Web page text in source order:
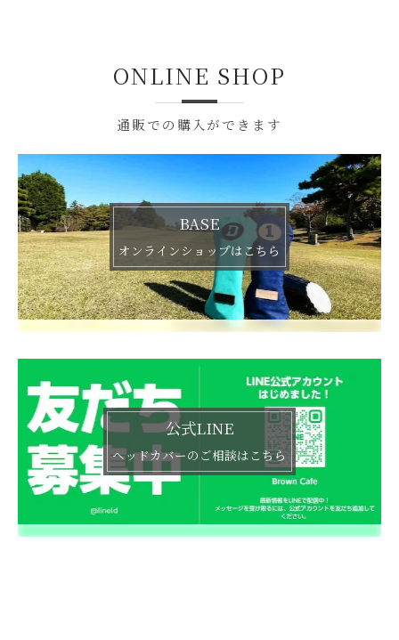
ONLINE SHOP
通販での購入ができます
BASE
オンラインショップはこちら
公式LINE
ヘッドカバーのご相談はこちら